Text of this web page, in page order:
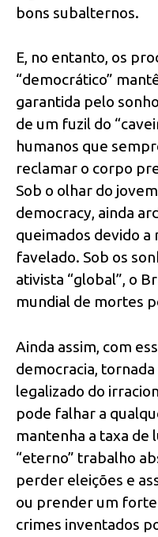
bons subalternos.
E, no entanto, os
“democrático”
garantida pelo
de um fuzil do
humanos que
reclamar o corpo
Sob o olhar do
democracy, ainda
queimados devido a
favelado. Sob os
ativista “global”, o
mundial de mortes
Ainda assim, com
democracia,
legalizado do
pode falhar a
mantenha a taxa de
“eterno” trabalho
perder eleições e
ou prender um
crimes inventados